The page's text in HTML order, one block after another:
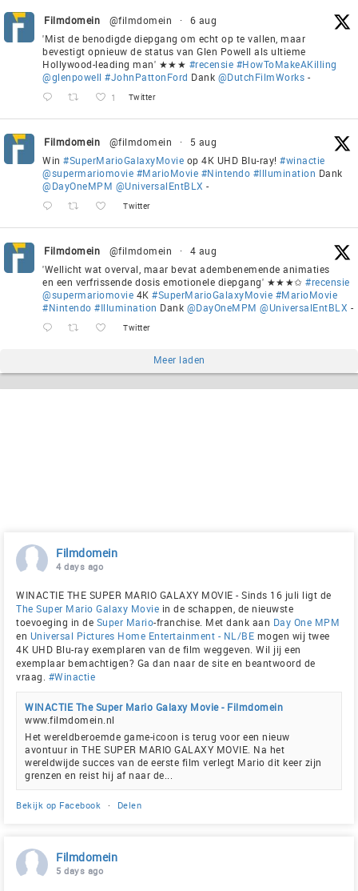
Filmdomein @filmdomein ·
6 aug
'Mist de benodigde diepgang om echt op te vallen, maar
bevestigt opnieuw de status van Glen Powell als ultieme
Hollywood-leading man' ★★★ #recensie #HowToMakeAKilling
@glenpowell #JohnPattonFord Dank @DutchFilmWorks -
1 Twitter
Filmdomein @filmdomein ·
5 aug
Win #SuperMarioGalaxyMovie op 4K UHD Blu-ray! #winactie
@supermariomovie #MarioMovie #Nintendo #Illumination Dank
@DayOneMPM @UniversalEntBLX -
Twitter
Filmdomein @filmdomein ·
4 aug
'Wellicht wat overval, maar bevat adembenemende animaties
en een verfrissende dosis emotionele diepgang' ★★★✩ #recensie
@supermariomovie 4K #SuperMarioGalaxyMovie #MarioMovie
#Nintendo #Illumination Dank @DayOneMPM @UniversalEntBLX -
Twitter
Meer laden
Filmdomein
4 days ago
WINACTIE THE SUPER MARIO GALAXY MOVIE - Sinds 16 juli ligt de
The Super Mario Galaxy Movie in de schappen, de nieuwste
toevoeging in de Super Mario-franchise. Met dank aan Day One MPM
en Universal Pictures Home Entertainment - NL/BE mogen wij twee
4K UHD Blu-ray exemplaren van de film weggeven. Wil jij een
exemplaar bemachtigen? Ga dan naar de site en beantwoord de
vraag. #Winactie
WINACTIE The Super Mario Galaxy Movie - Filmdomein
www.filmdomein.nl
Het wereldberoemde game-icoon is terug voor een nieuw
avontuur in THE SUPER MARIO GALAXY MOVIE. Na het
wereldwijde succes van de eerste film verlegt Mario dit keer zijn
grenzen en reist hij af naar de...
Bekijk op Facebook · Delen
Filmdomein
5 days ago